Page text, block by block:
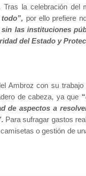
Tras la celebración del
por ello prefiere
las instituciones
del Estado y
Ambroz con su
de cabeza, ya que “
de aspectos a
Para sufragar gastos
o gestión de